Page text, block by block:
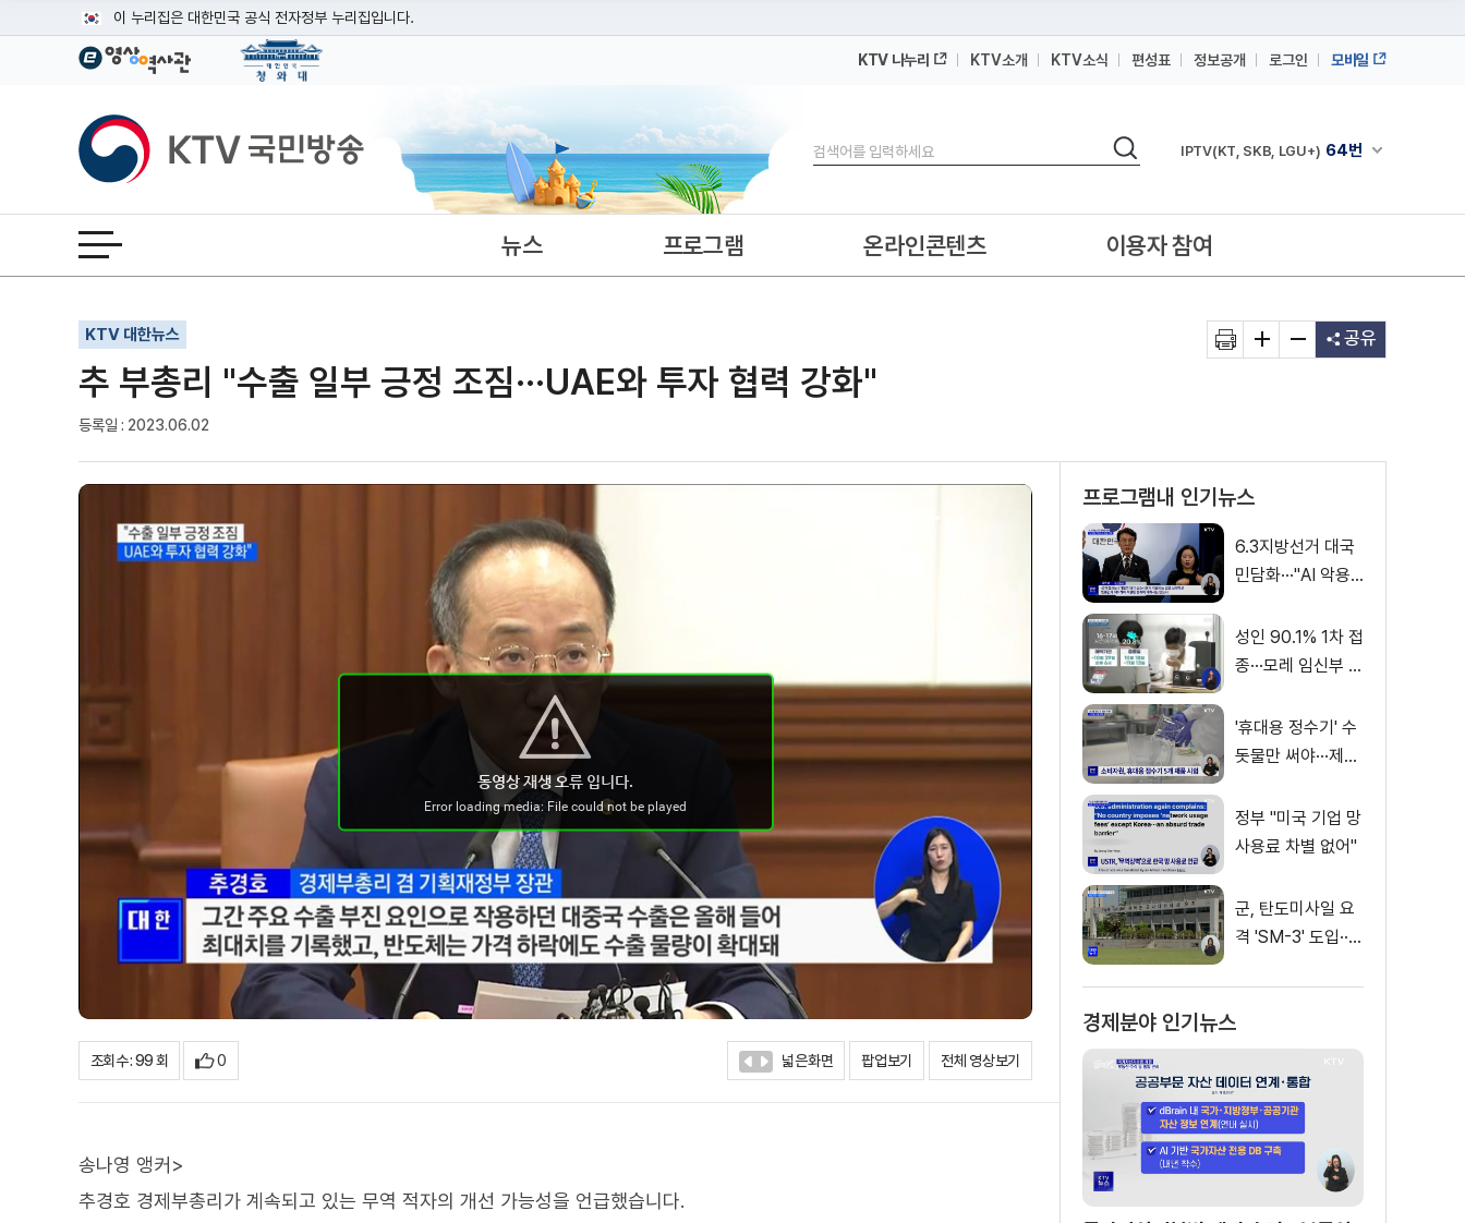
이 누리집은 대한민국 공식 전자정부 누리집입니다.
공식 누리집 주소 확인하기
이밖에 or.kr 또는 .kr등 다른 도메인 주소를 사용하고 있다면 아래 URL에서 도메인 주소를 확인해 보세요
운영중인 공식 누리집보기
KTV 나누리 KTV소개 KTV소식 편성표 정보공개 로그인 모바일
KTV국민방송
검색
검색 채널안내 펼쳐
IPTV(KT, SKB, LGU+) 64번
IPTV(KT, SKB, LGU+)
전체메뉴 열기 뉴스 프로그램 온라인콘텐츠 이용자 참여
KTV 대한뉴스
추 부총리 "수출 일부 긍정 조짐···UAE와 투자 협력 강화"
등록일 : 2023.06.02
기사인쇄
글자확대
글자축소 공유
조회수 : 99 회 0 넓은화면 팝업보기 전체 영상보기
송나영 앵커>
추경호 경제부총리가 계속되고 있는 무역 적자의 개선 가능성을 언급했습니다.
프로그램내 인기뉴스
6.3지방선거 대국
민담화···"AI 악용
성인 90.1% 1차 접
종···모레 임신부 사
'휴대용 정수기' 수
돗물만 써야···제품
정부 "미국 기업 망
사용료 차별 없어"
군, 탄도미사일 요
격 'SM-3' 도입···
경제분야 인기뉴스